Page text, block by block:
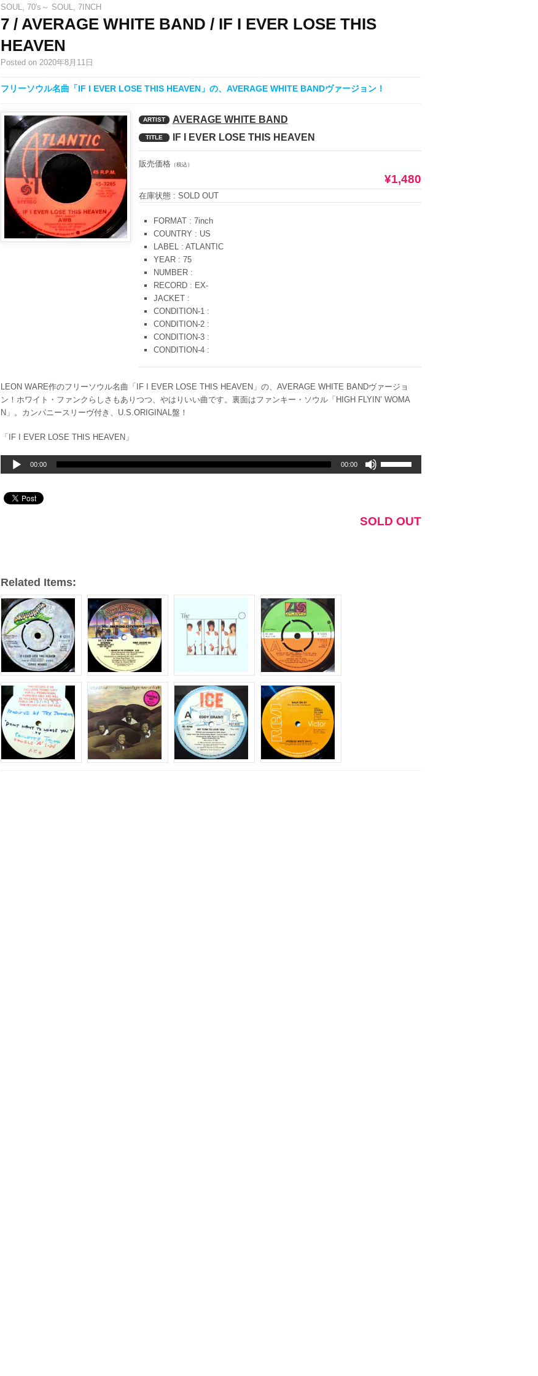
SOUL, 70's～ SOUL, 7INCH
7 / AVERAGE WHITE BAND / IF I EVER LOSE THIS
HEAVEN
Posted on 2020年8月11日
フリーソウル名曲「IF I EVER LOSE THIS HEAVEN」の、AVERAGE WHITE BANDヴァージョン！
ARTIST AVERAGE WHITE BAND
TITLE IF I EVER LOSE THIS HEAVEN
販売価格（税込）
¥1,480
在庫状態 : SOLD OUT
FORMAT : 7inch
COUNTRY : US
LABEL : ATLANTIC
YEAR : 75
NUMBER :
RECORD : EX-
JACKET :
CONDITION-1 :
CONDITION-2 :
CONDITION-3 :
CONDITION-4 :
LEON WARE作のフリーソウル名曲「IF I EVER LOSE THIS HEAVEN」の、AVERAGE WHITE BANDヴァージョ
ン！ホワイト・ファンクらしさもありつつ、やはりいい曲です。裏面はファンキー・ソウル「HIGH FLYIN’ WOMA
N」。カンパニースリーヴ付き、U.S.ORIGINAL盤！
「IF I EVER LOSE THIS HEAVEN」
声
レ
00:00 00:00
ボ
リ
調
SOLD OUT
Related Items: